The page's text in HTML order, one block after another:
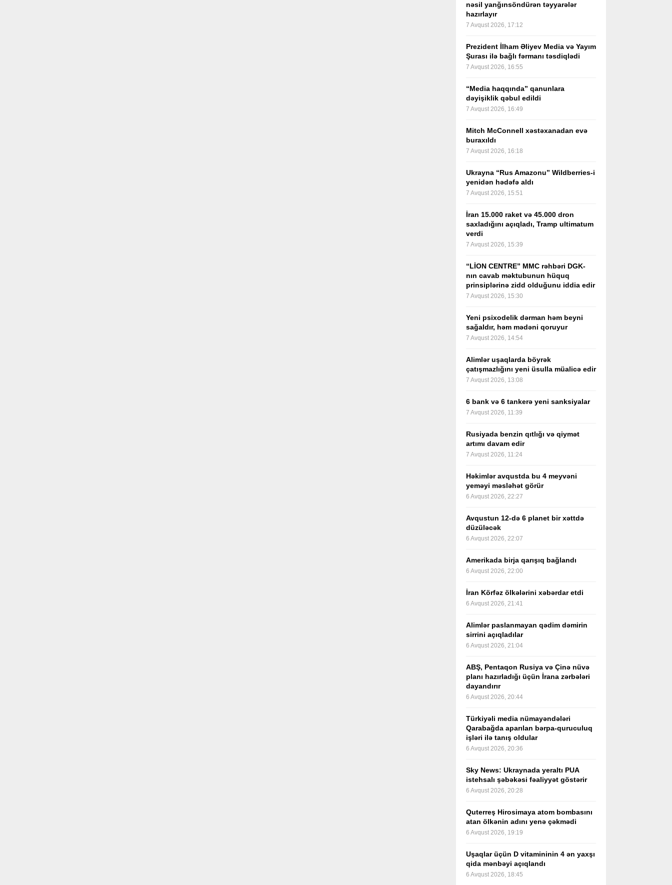
nəsil yanğınsöndürən təyyarələr
hazırlayır
7 Avqust 2026, 17:12
Prezident İlham Əliyev Media və Yayım
Şurası ilə bağlı fərmanı təsdiqlədi
7 Avqust 2026, 16:55
“Media haqqında” qanunlara
dəyişiklik qəbul edildi
7 Avqust 2026, 16:49
Mitch McConnell xəstəxanadan evə
buraxıldı
7 Avqust 2026, 16:18
Ukrayna “Rus Amazonu” Wildberries-i
yenidən hədəfə aldı
7 Avqust 2026, 15:51
İran 15.000 raket və 45.000 dron
saxladığını açıqladı, Tramp ultimatum
verdi
7 Avqust 2026, 15:39
“LİON CENTRE” MMC rəhbəri DGK-
nın cavab məktubunun hüquq
prinsiplərinə zidd olduğunu iddia edir
7 Avqust 2026, 15:30
Yeni psixodelik dərman həm beyni
sağaldır, həm mədəni qoruyur
7 Avqust 2026, 14:54
Alimlər uşaqlarda böyrək
çatışmazlığını yeni üsulla müalicə edir
7 Avqust 2026, 13:08
6 bank və 6 tankerə yeni sanksiyalar
7 Avqust 2026, 11:39
Rusiyada benzin qıtlığı və qiymət
artımı davam edir
7 Avqust 2026, 11:24
Həkimlər avqustda bu 4 meyvəni
yeməyi məsləhət görür
6 Avqust 2026, 22:27
Avqustun 12-də 6 planet bir xəttdə
düzüləcək
6 Avqust 2026, 22:07
Amerikada birja qarışıq bağlandı
6 Avqust 2026, 22:00
İran Körfəz ölkələrini xəbərdar etdi
6 Avqust 2026, 21:41
Alimlər paslanmayan qədim dəmirin
sirrini açıqladılar
6 Avqust 2026, 21:04
ABŞ, Pentaqon Rusiya və Çinə nüvə
planı hazırladığı üçün İrana zərbələri
dayandırır
6 Avqust 2026, 20:44
Türkiyəli media nümayəndələri
Qarabağda aparılan bərpa-quruculuq
işləri ilə tanış oldular
6 Avqust 2026, 20:36
Sky News: Ukraynada yeraltı PUA
istehsalı şəbəkəsi fəaliyyət göstərir
6 Avqust 2026, 20:28
Quterreş Hirosimaya atom bombasını
atan ölkənin adını yenə çəkmədi
6 Avqust 2026, 19:19
Uşaqlar üçün D vitamininin 4 ən yaxşı
qida mənbəyi açıqlandı
6 Avqust 2026, 18:45